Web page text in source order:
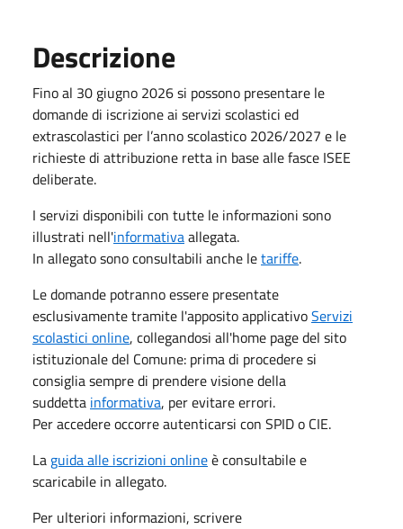
Descrizione
Fino al 30 giugno 2026 si possono presentare le
domande di iscrizione ai servizi scolastici ed
extrascolastici per l’anno scolastico 2026/2027 e le
richieste di attribuzione retta in base alle fasce ISEE
deliberate.
I servizi disponibili con tutte le informazioni sono
illustrati nell'informativaallegata.
In allegato sono consultabili anche letariffe.
Le domande potranno essere presentate
esclusivamente tramite l'apposito applicativoServizi
scolastici online, collegandosi all'home page del sito
istituzionale del Comune: prima di procedere si
consiglia sempre di prendere visione della
suddetta informativa, per evitare errori.
Per accedere occorre autenticarsi con SPID o CIE.
La guida alle iscrizioni onlineè consultabile e
scaricabile in allegato.
Per ulteriori informazioni, scrivere